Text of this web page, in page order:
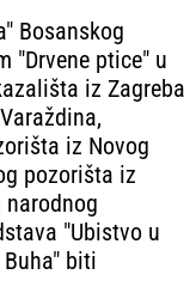
Bosanskog
"Drvene ptice" u
iz Zagreba
iz Novog
pozorišta iz
narodnog
"Ubistvo u
biti